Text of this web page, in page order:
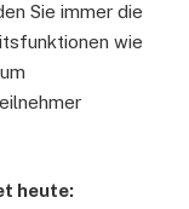
Sie immer die
wie
heute: